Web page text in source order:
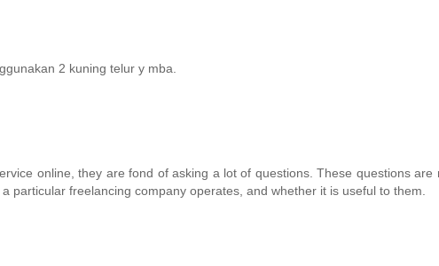
2 kuning telur y mba.
online, they are fond of asking a lot of questions. These questions are
particular freelancing company operates, and whether it is useful to them.